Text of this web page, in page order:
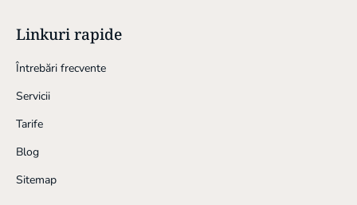
Linkuri rapide
Întrebări frecvente
Servicii
Tarife
Blog
Sitemap